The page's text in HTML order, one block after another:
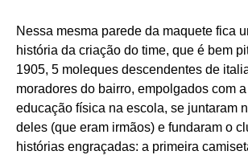
Nessa mesma parede da maquete fica
história da criação do time, que é bem
1905, 5 moleques descendentes de
moradores do bairro, empolgados com
educação física na escola, se juntaram
deles (que eram irmãos) e fundaram o
histórias engraçadas: a primeira